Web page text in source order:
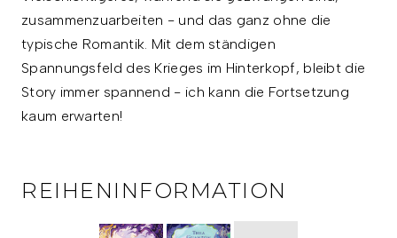
zusammenzuarbeiten - und das ganz ohne die
typische Romantik. Mit dem ständigen
Spannungsfeld des Krieges im Hinterkopf, bleibt die
Story immer spannend - ich kann die Fortsetzung
kaum erwarten!
REIHENINFORMATION